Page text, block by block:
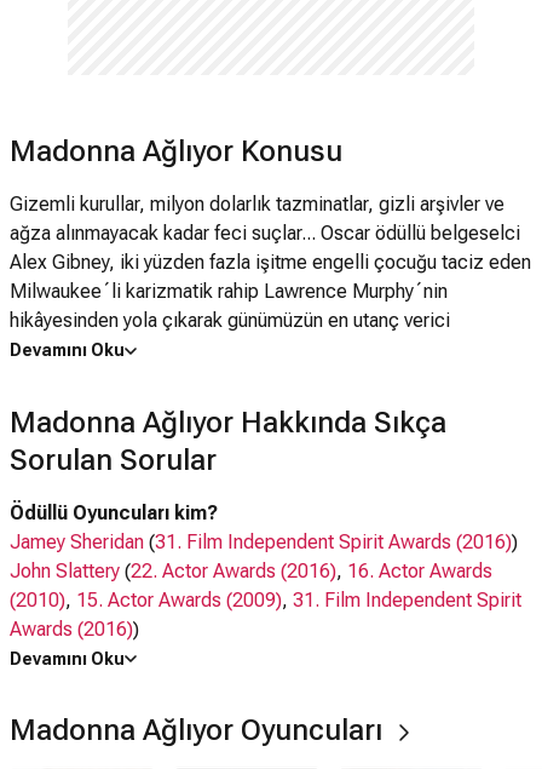
Madonna Ağlıyor Konusu
Gizemli kurullar, milyon dolarlık tazminatlar, gizli arşivler ve
ağza alınmayacak kadar feci suçlar... Oscar ödüllü belgeselci
Alex Gibney, iki yüzden fazla işitme engelli çocuğu taciz eden
Milwaukee´li karizmatik rahip Lawrence Murphy´nin
hikâyesinden yola çıkarak günümüzün en utanç verici
skandallarından birini belgeliyor. ABD´de rahiplerin cinsel
Katolik Kilisesi´nin gücünü nasıl kötüye kullandığını ve
Milwaukee´den başlayarak İrlanda ve İtalya´daki kilise
korolarına, henüz Papalıktan istifa eden Kardinal Ratzinger´a
uzanan örtbas zincirini ifşa ediyor
Devamını Oku
Madonna Ağlıyor Hakkında Sıkça
Sorulan Sorular
Ödüllü Oyuncuları kim?
Jamey Sheridan (31. Film Independent Spirit Awards (2016))
John Slattery (22. Actor Awards (2016), 16. Actor Awards
(2010), 15. Actor Awards (2009), 31. Film Independent Spirit
Awards (2016))
Chris Cooper(75. Akademi Ödülleri (2003)
Ethan Hawke
34. Film Independent Spirit Awards (2019)
Gotham Film Awards (2021))
Devamını Oku
Madonna Ağlıyor Oyuncuları